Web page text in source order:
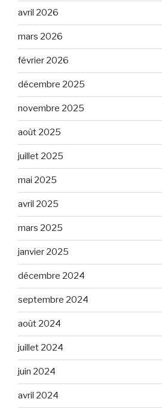
avril 2026
mars 2026
février 2026
décembre 2025
novembre 2025
août 2025
juillet 2025
mai 2025
avril 2025
mars 2025
janvier 2025
décembre 2024
septembre 2024
août 2024
juillet 2024
juin 2024
avril 2024